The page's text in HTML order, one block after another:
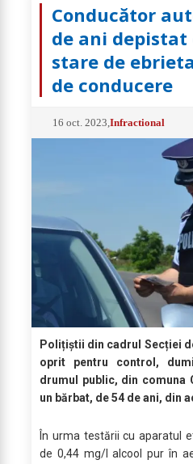
Conducător
de ani
stare de
de conducere
16 oct. 2023 ,Infractional
Polițiștii din cadrul Secției
oprit pentru control,
drumul public, din comuna
un bărbat, de 54 de ani, din
În urma testării cu aparatul
de 0,44 mg/l alcool pur în